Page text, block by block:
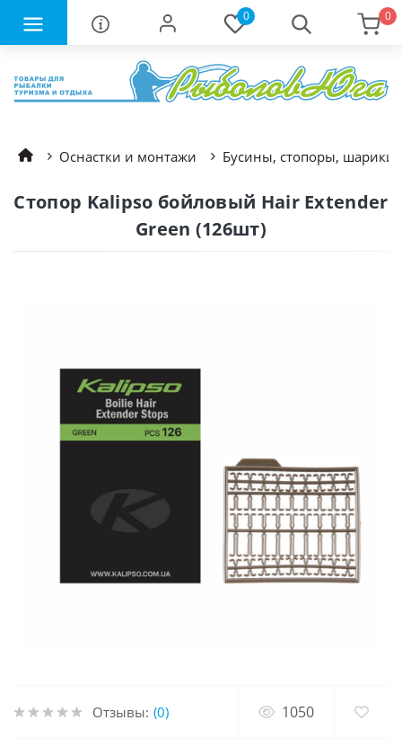
0 0
Оснастки и монтажи Бусины, стопоры, шарики
Стопор Kalipso бойловый Hair Extender
Green (126шт)
Отзывы: (0) 1050